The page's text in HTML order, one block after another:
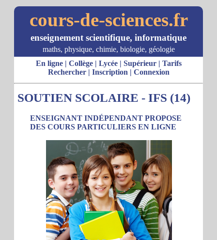
cours-de-sciences.fr
enseignement scientifique, informatique
maths, physique, chimie, biologie, géologie
En ligne| Collège| Lycée| Supérieur| Tarifs
Rechercher| Inscription | Connexion
SOUTIEN SCOLAIRE - IFS (14)
ENSEIGNANT INDÉPENDANT PROPOSE
DES COURS PARTICULIERS EN LIGNE